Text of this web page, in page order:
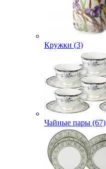
Кружки (3)
Чайные пары (67)